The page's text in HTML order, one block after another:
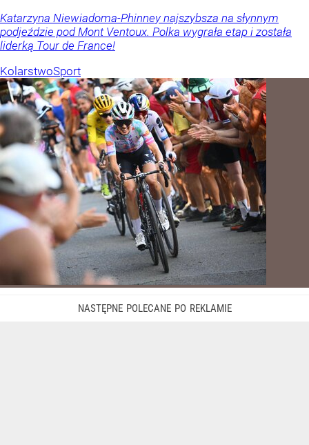
Katarzyna Niewiadoma-Phinney najszybsza na słynnym
podjeździe pod Mont Ventoux. Polka wygrała etap i została
liderką Tour de France!
KolarstwoSport